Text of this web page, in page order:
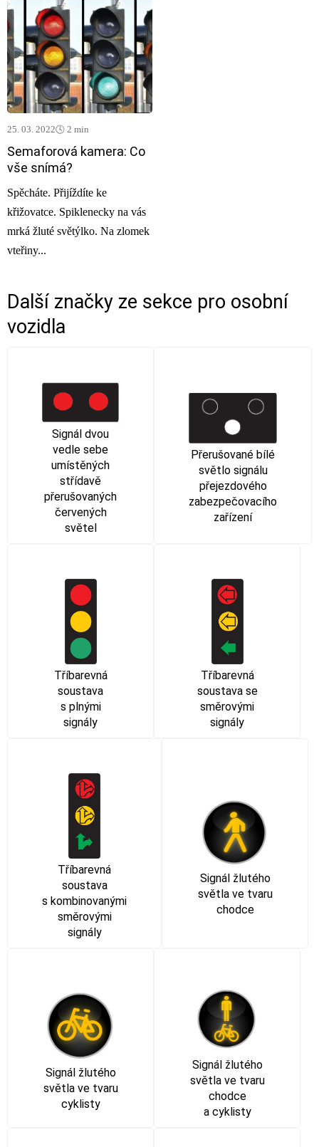
25. 03. 2022🕓 2 min
Semaforová kamera: Co
vše snímá?
Spěcháte. Přijíždíte ke
křižovatce. Spiklenecky na vás
mrká žluté světýlko. Na zlomek
vteřiny...
Další značky ze sekce pro osobní
vozidla
Signál dvou
vedle sebe
umístěných
střídavě
přerušovaných
červených
světel
Přerušované bílé
světlo signálu
přejezdového
zabezpečovacího
zařízení
Tříbarevná
soustava
s plnými
signály
Tříbarevná
soustava se
směrovými
signály
Tříbarevná
soustava
s kombinovanými
směrovými
signály
Signál žlutého
světla ve tvaru
chodce
Signál žlutého
světla ve tvaru
cyklisty
Signál žlutého
světla ve tvaru
chodce
a cyklisty